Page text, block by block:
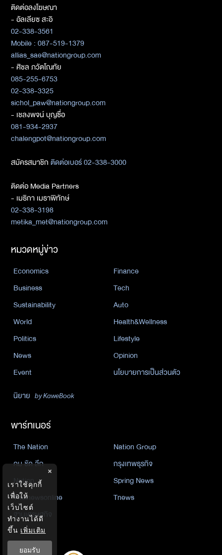
ติดต่อลงโฆษณา
- อัลเลียซ สะอิ
02-338-3561
Mobile : 087-519-1379
allias_sae@nationgroup.com
- ศิชล ภวัตโณทัย
085-255-6753
02-338-3325
sichol_paw@nationgroup.com
- เชลงพจน์ บุญซื่อ
081-934-2937
chalengpot@nationgroup.com
สมัครสมาชิกติดต่อเบอร์ 02-338-3000
ติดต่อ Media Partners
- เมธิกา เมธาพิทักษ์
02-338-3198
metika_met@nationgroup.com
หมวดหมู่ข่าว
Economics
Finance
Business
Tech
Sustainability
Auto
World
Health&Wellness
Politics
Lifestyle
News
Opinion
Event
นโยบายการเป็นส่วนตัว
นิยาย by KaweBook
พาร์ทเนอร์
The Nation
Nation Group
คม ชัด ลึก
กรุงเทพธุรกิจ
Nation
Spring News
Thainewsonline
Tnews
ฐานเศรษฐกิจ
×
เราใช้คุกกี้
เพื่อให้
เว็บไซต์
ทำงานได้ดี
ขึ้น เพิ่มเติม
ยอมรับ